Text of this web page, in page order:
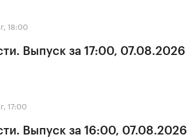
18:00
Выпуск за 17:00, 07.08.2026
17:00
Выпуск за 16:00, 07.08.2026